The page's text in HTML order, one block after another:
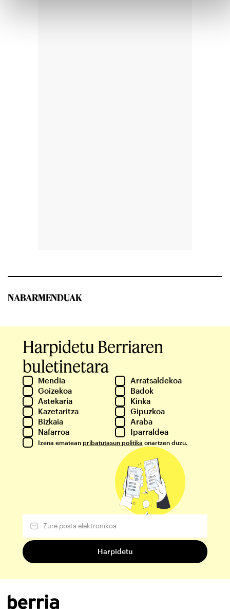
NABARMENDUAK
Harpidetu Berriaren
buletinetara
Mendia
Arratsaldekoa
Goizekoa
Badok
Astekaria
Kinka
Kazetaritza
Gipuzkoa
Bizkaia
Araba
Nafarroa
Iparraldea
Izena ematean pribatutasun politika onartzen duzu.